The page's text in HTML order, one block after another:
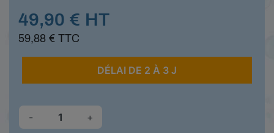
49,90 € HT
59,88 € TTC
DÉLAI DE 2 À 3 J
- +